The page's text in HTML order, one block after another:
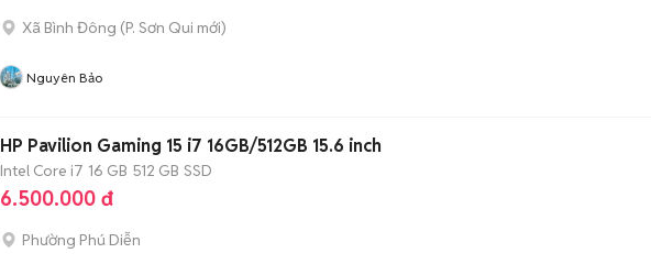
Xã Bình Đông (P. Sơn Qui mới)
Nguyên Bảo
HP Pavilion Gaming 15 i7 16GB/512GB 15.6 inch
Intel Core i7 16 GB 512 GB SSD
6.500.000 đ
Phường Phú Diễn